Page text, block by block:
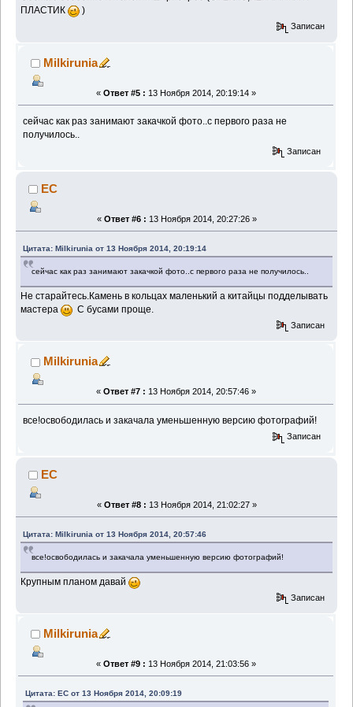
ПЛАСТИК
)
Записан
Milkirunia
« Ответ #5 : 13 Ноября 2014, 20:19:14 »
сейчас как раз занимают закачкой фото..с первого раза не
получилось..
Записан
EC
« Ответ #6 : 13 Ноября 2014, 20:27:26 »
Цитата: Milkirunia от 13 Ноября 2014, 20:19:14
сейчас как раз занимают закачкой фото..с первого раза не получилось..
Не старайтесь.Камень в кольцах маленький а китайцы подделывать
мастера
С бусами проще.
Записан
Milkirunia
« Ответ #7 : 13 Ноября 2014, 20:57:46 »
все!освободилась и закачала уменьшенную версию фотографий!
Записан
EC
« Ответ #8 : 13 Ноября 2014, 21:02:27 »
Цитата: Milkirunia от 13 Ноября 2014, 20:57:46
все!освободилась и закачала уменьшенную версию фотографий!
Крупным планом давай
Записан
Milkirunia
« Ответ #9 : 13 Ноября 2014, 21:03:56 »
Цитата: EC от 13 Ноября 2014, 20:09:19